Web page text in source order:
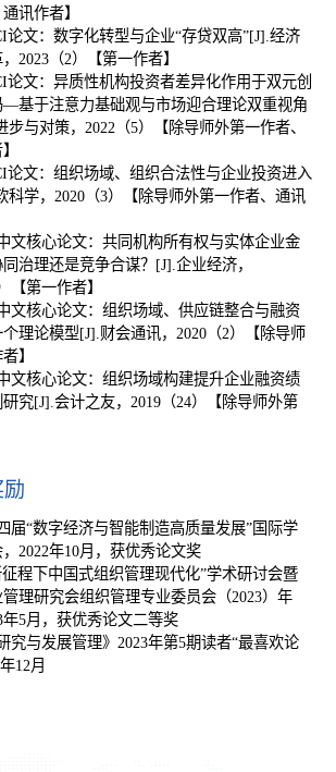
讯作者】
论文：数字化转型与企业“存贷双高”[J].经济
2023（2）【第一作者】
论文：异质性机构投资者差异化作用于双元创
—基于注意力基础观与市场迎合理论双重视角
步与对策，2022（5）【除导师外第一作者、
论文：组织场域、组织合法性与企业投资进入
科学，2020（3）【除导师外第一作者、通讯
文核心论文：共同机构所有权与实体企业金
治理还是竞争合谋？[J].企业经济，
【第一作者】
文核心论文：组织场域、供应链整合与融资
理论模型[J].财会通讯，2020（2）【除导师
】
文核心论文：组织场域构建提升企业融资绩
究[J].会计之友，2019（24）【除导师外第
届“数字经济与智能制造高质量发展”国际学
2022年10月，获优秀论文奖
征程下中国式组织管理现代化”学术研讨会暨
理研究会组织管理专业委员会（2023）年
年5月，获优秀论文二等奖
究与发展管理》2023年第5期读者“最喜欢论
12月